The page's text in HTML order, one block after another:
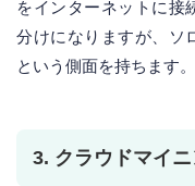
をインターネットに接
分けになりますが、ソ
という側面を持ちます。
3. クラウドマイ